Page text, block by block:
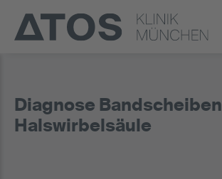
Diagnose
Halswirbelsäule